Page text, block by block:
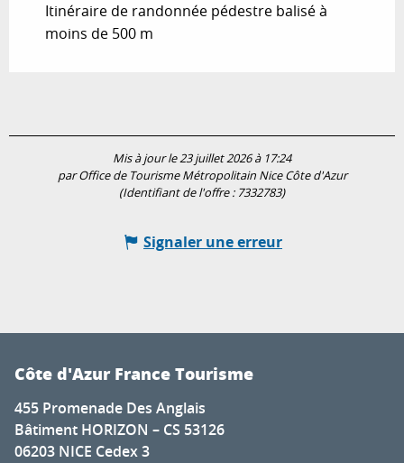
Itinéraire de randonnée pédestre balisé à
moins de 500 m
Mis à jour le 23 juillet 2026 à 17:24
par Office de Tourisme Métropolitain Nice Côte d'Azur
(Identifiant de l'offre : 7332783)
Signaler une erreur
Côte d'Azur France Tourisme
455 Promenade Des Anglais
Bâtiment HORIZON – CS 53126
06203 NICE Cedex 3